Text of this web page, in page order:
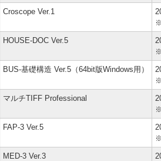
Croscope Ver.1
HOUSE-DOC Ver.5
BUS-基礎構造 Ver.5（64bit版Windows用）
マルチTIFF Professional
FAP-3 Ver.5
MED-3 Ver.3